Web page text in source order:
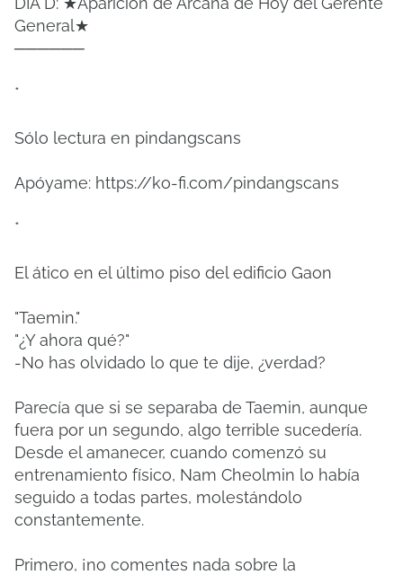
General★
──────
*
Sólo lectura en pindangscans
Apóyame: https://ko-fi.com/pindangscans
*
El ático en el último piso del edificio Gaon
"Taemin."
"¿Y ahora qué?"
-No has olvidado lo que te dije, ¿verdad?
Parecía que si se separaba de Taemin, aunque
fuera por un segundo, algo terrible sucedería.
Desde el amanecer, cuando comenzó su
entrenamiento físico, Nam Cheolmin lo había
seguido a todas partes, molestándolo
constantemente.
Primero, ¡no comentes nada sobre la